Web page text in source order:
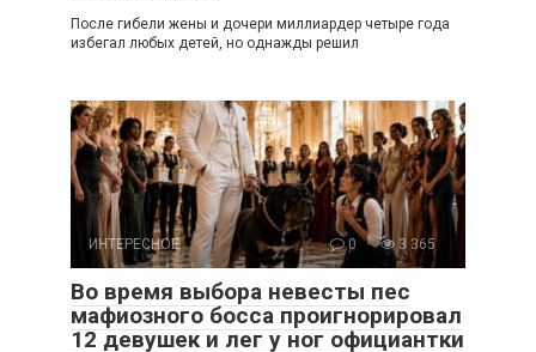
После гибели жены и дочери миллиардер четыре года
избегал любых детей, но однажды решил
ИНТЕРЕСНОЕ 0 3 365
Во время выбора невесты пес
мафиозного босса проигнорировал
12 девушек и лег у ног официантки